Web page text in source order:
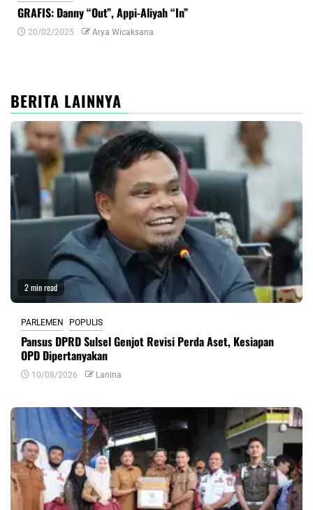
GRAFIS: Danny “Out”, Appi-Aliyah “In”
20/02/2025 Arya Wicaksana
BERITA LAINNYA
2 min read
PARLEMEN POPULIS
Pansus DPRD Sulsel Genjot Revisi Perda Aset, Kesiapan
OPD Dipertanyakan
10/08/2026 Lanina